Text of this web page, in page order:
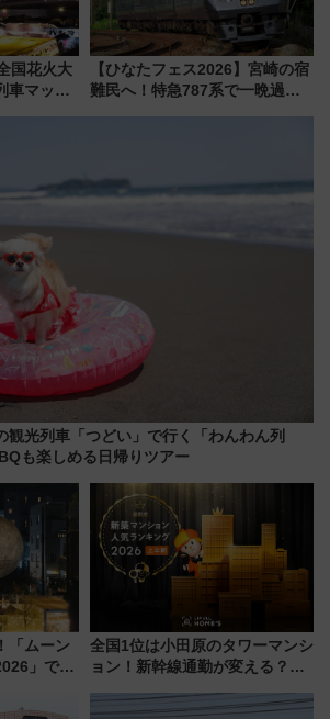
国花火大
車マッ
【ひなたフェス2026】宮崎の宿
難民へ！特急787系で一晩過ご
観光列車「つどい」で行く「わんわん列
も楽しめる日帰りツアー
「ムーン
」でイ
全国1位は小田原のタワーマンシ
ョン！新幹線通勤が変える？
【新築マンション人気ランキン